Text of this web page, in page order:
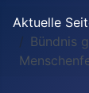
Aktuelle
Bündnis